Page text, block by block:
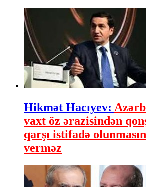
Hikmət Hacıyev:
vaxt öz ərazisindən
qarşı istifadə
verməz